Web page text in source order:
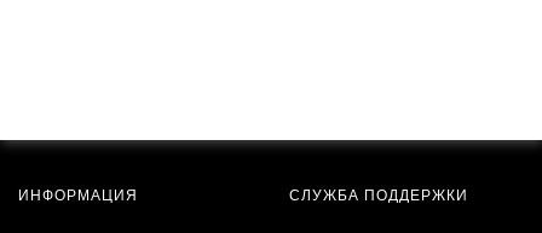
ИНФОРМАЦИЯ СЛУЖБА ПОДДЕРЖКИ